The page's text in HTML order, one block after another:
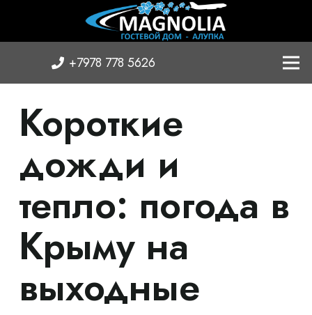
+7978 778 5626
Короткие
дожди и
тепло: погода в
Крыму на
выходные